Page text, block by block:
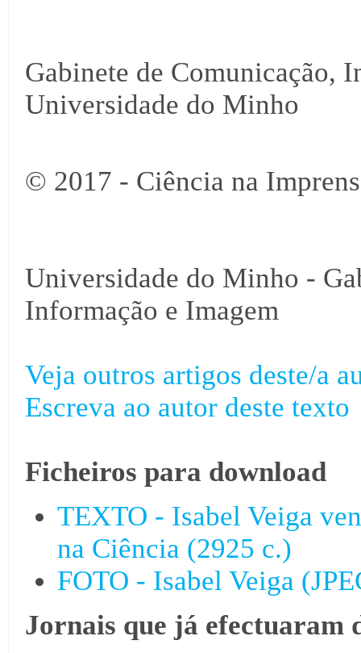
Gabinete de Comunicação,
Universidade do Minho
© 2017 - Ciência na
Universidade do Minho -
Informação e Imagem
Veja outros artigos deste/a
Escreva ao autor deste texto
Ficheiros para download
TEXTO - Isabel Veiga
na Ciência (2925 c.)
FOTO - Isabel Veiga
Jornais que já efectuaram